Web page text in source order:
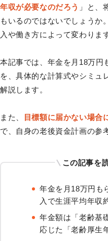
年収が必要なのだろう 」と、
もいるのではないでしょうか
入や働き方によって変わりま
本記事では、年金を月18万円
を、具体的な計算式やシミュ
解説します。
また、 目標額に届かない場合
で、自身の老後資金計画の参
この記事を
年金を月18万円も
入で生涯平均年収
年金額は「老齢基
応じた「老齢厚生